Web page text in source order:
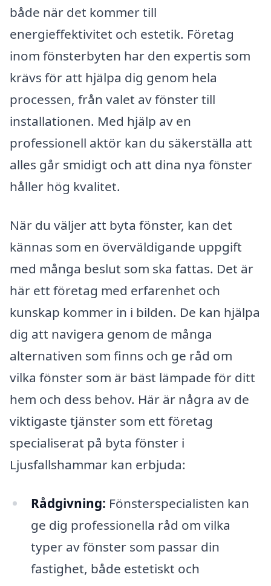
både när det kommer till
energieffektivitet och estetik. Företag
inom fönsterbyten har den expertis som
krävs för att hjälpa dig genom hela
processen, från valet av fönster till
installationen. Med hjälp av en
professionell aktör kan du säkerställa att
alles går smidigt och att dina nya fönster
håller hög kvalitet.
När du väljer att byta fönster, kan det
kännas som en överväldigande uppgift
med många beslut som ska fattas. Det är
här ett företag med erfarenhet och
kunskap kommer in i bilden. De kan hjälpa
dig att navigera genom de många
alternativen som finns och ge råd om
vilka fönster som är bäst lämpade för ditt
hem och dess behov. Här är några av de
viktigaste tjänster som ett företag
specialiserat på byta fönster i
Ljusfallshammar kan erbjuda:
Rådgivning: Fönsterspecialisten kan
ge dig professionella råd om vilka
typer av fönster som passar din
fastighet, både estetiskt och